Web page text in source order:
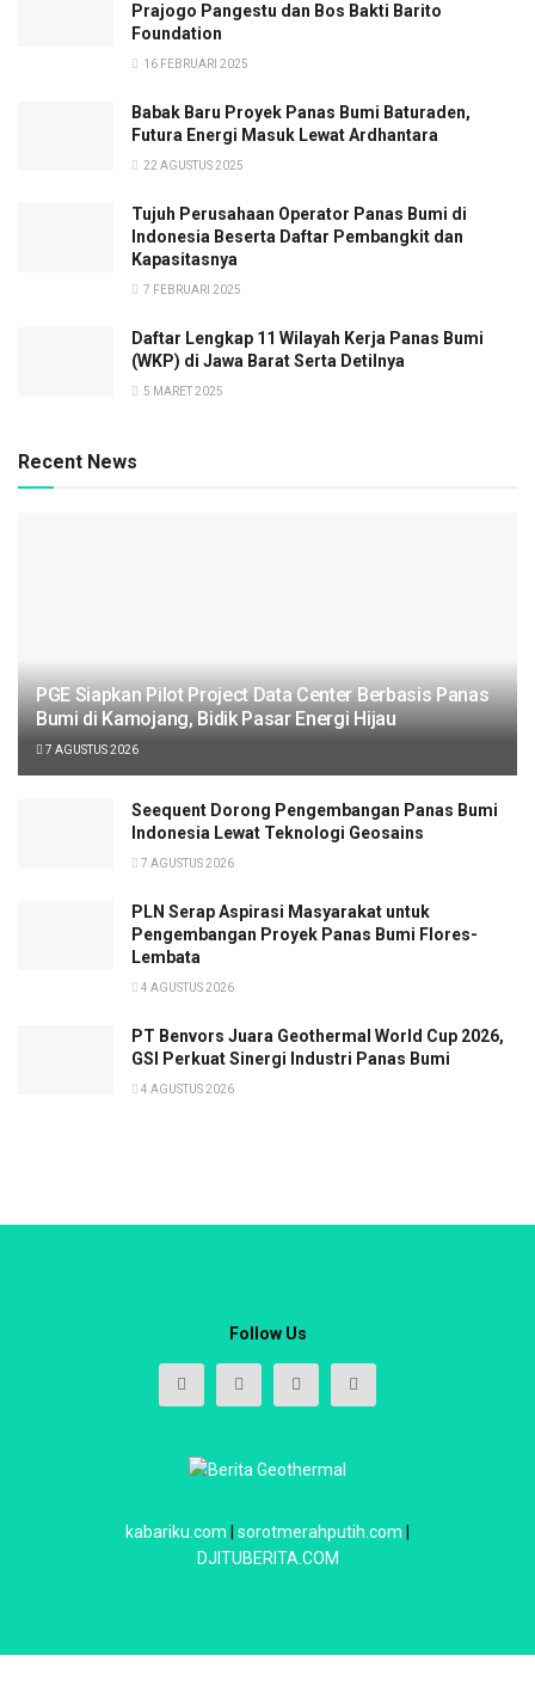
Prajogo Pangestu dan Bos Bakti Barito
Foundation
16 FEBRUARI 2025
Babak Baru Proyek Panas Bumi Baturaden,
Futura Energi Masuk Lewat Ardhantara
22 AGUSTUS 2025
Tujuh Perusahaan Operator Panas Bumi di
Indonesia Beserta Daftar Pembangkit dan
Kapasitasnya
7 FEBRUARI 2025
Daftar Lengkap 11 Wilayah Kerja Panas Bumi
(WKP) di Jawa Barat Serta Detilnya
5 MARET 2025
Recent News
PGE Siapkan Pilot Project Data Center Berbasis Panas
Bumi di Kamojang, Bidik Pasar Energi Hijau
7 AGUSTUS 2026
Seequent Dorong Pengembangan Panas Bumi
Indonesia Lewat Teknologi Geosains
7 AGUSTUS 2026
PLN Serap Aspirasi Masyarakat untuk
Pengembangan Proyek Panas Bumi Flores-
Lembata
4 AGUSTUS 2026
PT Benvors Juara Geothermal World Cup 2026,
GSI Perkuat Sinergi Industri Panas Bumi
4 AGUSTUS 2026
Follow Us
kabariku.com sorotmerahputih.com
DJITUBERITA.COM